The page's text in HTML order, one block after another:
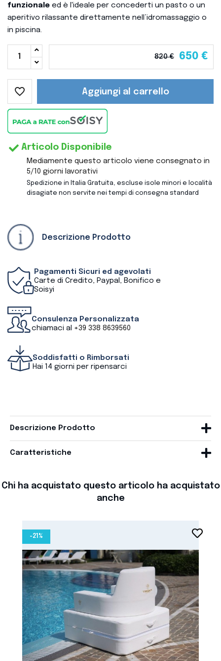
funzionale ed è l'ideale per concederti un pasto o un
aperitivo rilassante direttamente nell’idromassaggio o
in piscina.
820 € 650 €
Aggiungi al carrello
favorite_border
Articolo Disponibile
Mediamente questo articolo viene consegnato in
5/10 giorni lavorativi
Spedizione in Italia Gratuita, escluse isole minori e località
disagiate non servite nei tempi di consegna standard
Descrizione Prodotto
Pagamenti Sicuri ed agevolati
Carte di Credito, Paypal, Bonifico e
Soisyi
Consulenza Personalizzata
chiamaci al +39 338 8639560
Soddisfatti o Rimborsati
Hai 14 giorni per ripensarci
Descrizione Prodotto
Caratteristiche
Chi ha acquistato questo articolo ha acquistato
anche
favorite_border
-21%